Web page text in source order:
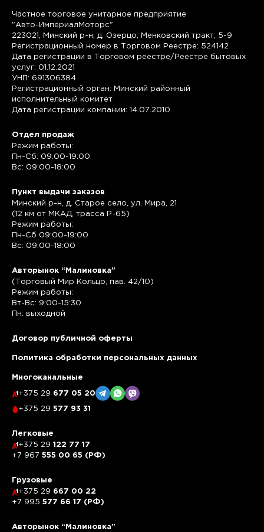
Частное торговое унитарное предприятие
"Авто-ИмпериалМоторс"
223021, Минский р-н, д. Озерцо, Менковский тракт, 5-9
Регистрационный номер в Торговом Реестре: 524142
Дата регистрации в Торговом реестре/Реестре бытовых
услуг: 01.12.2021
УНП: 691306384
Регистрационный орган: Минский районный
исполнительный комитет
Дата регистрации компании: 14.07.2010
Отдел продаж
Режим работы:
Пн-Сб: 09:00-19:00
Вс: 09:00-18:00
Пункт выдачи заказов
Минский р-н, д. Старое село, ул. Мира, 21
(12 км от МКАД, трасса P-65)
Режим работы:
Пн-Сб 09:00-19:00
Вс: 09:00-18:00
Авторынок “Малиновка”
(Торговый Мир Кольцо, пав. 42/10)
Режим работы:
Вт-Вс: 9:00-15:30
Пн: выходной
Договор публичной оферты
Политика обработки персональных данных
Многоканальные
+375 29 677 05 20
+375 29 577 93 31
Легковые
+375 29 122 77 17
+7 967 555 00 65 (РФ)
Грузовые
+375 29 667 00 22
+7 995 577 66 17 (РФ)
Авторынок “Малиновка”